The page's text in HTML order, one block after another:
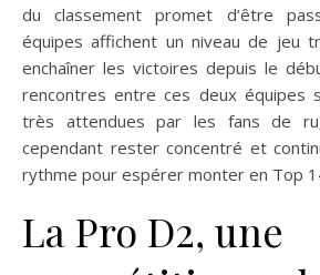
du classement promet d’être
équipes affichent un niveau de jeu
enchaîner les victoires depuis le
rencontres entre ces deux équipes
très attendues par les fans de
cependant rester concentré et
rythme pour espérer monter en Top
La Pro D2, une